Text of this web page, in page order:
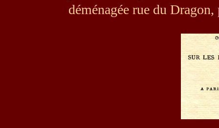
déménagée rue du